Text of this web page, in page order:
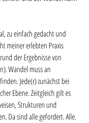
zu einfach gedacht und
meiner erlebten Praxis
der Ergebnisse von
Wandel muss an
Jede(r) zunächst bei
Ebene. Zeitgleich gilt es
Strukturen und
Da sind alle gefordert. Alle.